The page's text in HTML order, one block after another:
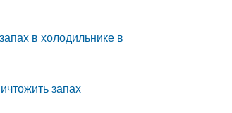
в холодильнике в
запах